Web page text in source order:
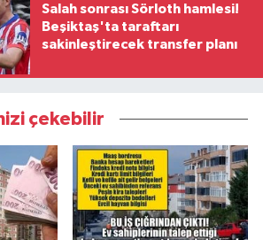
Salah sonrası Sörloth hamlesi!
Beşiktaş'ta taraftarı
sakinleştirecek transfer planı
çekebilir